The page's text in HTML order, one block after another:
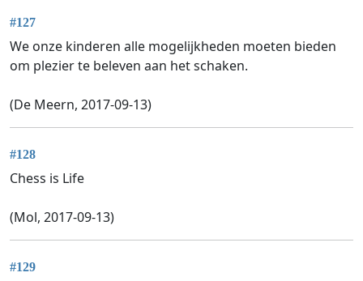
#127
We onze kinderen alle mogelijkheden moeten bieden
om plezier te beleven aan het schaken.
(De Meern, 2017-09-13)
#128
Chess is Life
(Mol, 2017-09-13)
#129